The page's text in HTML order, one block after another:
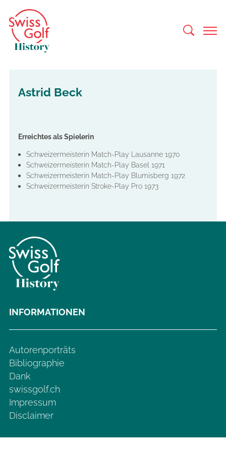
Astrid Beck
Erreichtes als Spielerin
Schweizermeisterin Match-Play Lausanne 1970
Schweizermeisterin Match-Play Basel 1971
Schweizermeisterin Match-Play Blumisberg 1972
Schweizermeisterin Stroke-Play Pro 1973
INFORMATIONEN
Autorenporträts
Bibliographie
Dank
swissgolf.ch
Impressum
Disclaimer